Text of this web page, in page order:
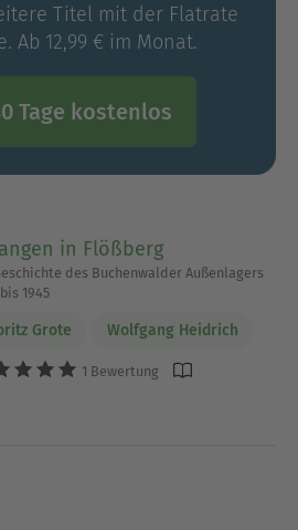
Titel mit der Flatrate
Ab 12,99 € im Monat.
Tage kostenlos
in Flößberg
des Buchenwalder Außenlagers
1945
Grote Wolfgang Heidrich
1 Bewertung